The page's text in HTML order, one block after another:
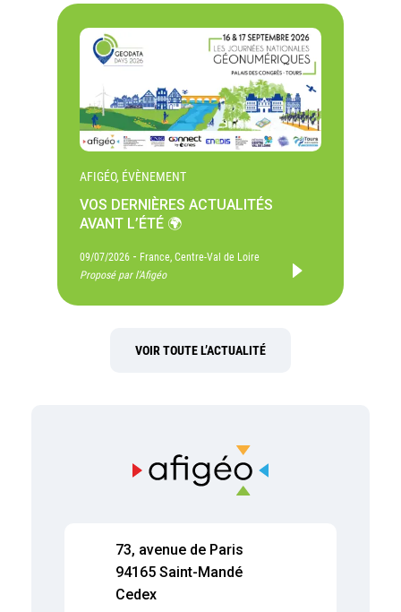
AFIGÉO, ÉVÈNEMENT
VOS DERNIÈRES ACTUALITÉS
AVANT L’ÉTÉ 🌍
09/07/2026 - France, Centre-Val de Loire
Proposé par l'Afigéo
VOIR TOUTE L’ACTUALITÉ
73, avenue de Paris
94165 Saint-Mandé
Cedex